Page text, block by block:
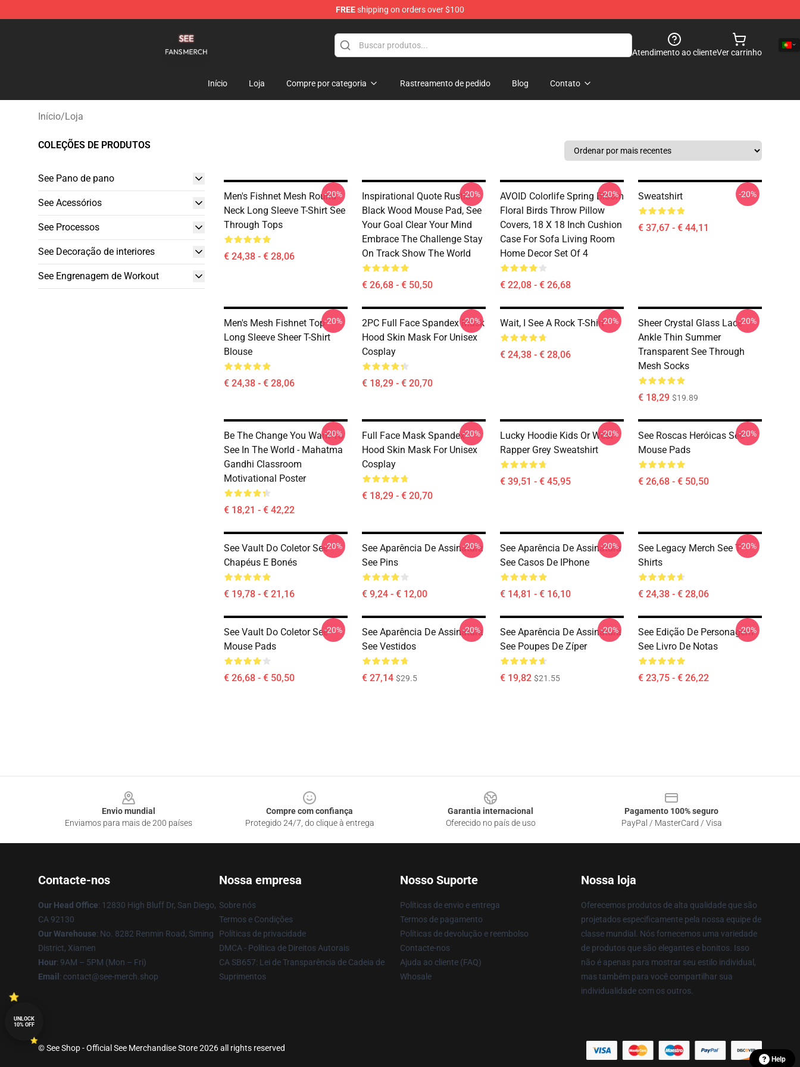
FREEshipping on orders over $100
Atendimento ao clienteVer carrinho
Início Loja Compre por categoria Rastreamento de pedido Blog Contato
Início/Loja
COLEÇÕES DE PRODUTOS
See Pano de pano
See Acessórios
See Processos
See Decoração de interiores
See Engrenagem de Workout
Men's Fishnet Mesh Round
Neck Long Sleeve T-Shirt See
Through Tops
€ 24,38 - € 28,06
-20%
Inspirational Quote Rustic
Black Wood Mouse Pad, See
Your Goal Clear Your Mind
Embrace The Challenge Stay
On Track Show The World
€ 26,68 - € 50,50
-20%
AVOID Colorlife Spring Bloom
Floral Birds Throw Pillow
Covers, 18 X 18 Inch Cushion
Case For Sofa Living Room
Home Decor Set Of 4
€ 22,08 - € 26,68
-20% Sweatshirt
€ 37,67 - € 44,11
-20%
Men's Mesh Fishnet Top
Long Sleeve Sheer T-Shirt
Blouse
€ 24,38 - € 28,06
-20%
2PC Full Face Spandex Mask
Hood Skin Mask For Unisex
Cosplay
€ 18,29 - € 20,70
-20% Wait, I See A Rock T-Shirt
€ 24,38 - € 28,06
-20%
Sheer Crystal Glass Lace
Ankle Thin Summer
Transparent See Through
Mesh Socks
€ 18,29 $19.89
-20%
Be The Change You Want To
See In The World - Mahatma
Gandhi Classroom
Motivational Poster
€ 18,21 - € 42,22
-20%
Full Face Mask Spandex
Hood Skin Mask For Unisex
Cosplay
€ 18,29 - € 20,70
-20%
Lucky Hoodie Kids Or West
Rapper Grey Sweatshirt
€ 39,51 - € 45,95
-20%
See Roscas Heróicas See
Mouse Pads
€ 26,68 - € 50,50
-20%
See Vault Do Coletor See
Chapéus E Bonés
€ 19,78 - € 21,16
-20%
See Aparência De Assinatura
See Pins
€ 9,24 - € 12,00
-20%
See Aparência De Assinatura
See Casos De IPhone
€ 14,81 - € 16,10
-20%
See Legacy Merch See T-
Shirts
€ 24,38 - € 28,06
-20%
See Vault Do Coletor See
Mouse Pads
€ 26,68 - € 50,50
-20%
See Aparência De Assinatura
See Vestidos
€ 27,14 $29.5
-20%
See Aparência De Assinatura
See Poupes De Zíper
€ 19,82 $21.55
-20%
See Edição De Personagem
See Livro De Notas
€ 23,75 - € 26,22
-20%
Envio mundial
Enviamos para mais de 200 países
Compre com confiança
Protegido 24/7, do clique à entrega
Garantia internacional
Oferecido no país de uso
Pagamento 100% seguro
PayPal / MasterCard / Visa
Contacte-nos
Our Head Office: 12830 High Bluff Dr, San Diego,
CA 92130
Our Warehouse: No. 8282 Renmin Road, Siming
District, Xiamen
Hour: 9AM – 5PM (Mon – Fri)
Email : contact@see-merch.shop
Nossa empresa
Sobre nós
Termos e Condições
Políticas de privacidade
DMCA - Política de Direitos Autorais
CA SB657: Lei de Transparência de Cadeia de
Suprimentos
Nosso Suporte
Políticas de envio e entrega
Termos de pagamento
Políticas de devolução e reembolso
Contacte-nos
Ajuda ao cliente (FAQ)
Whosale
Nossa loja
Oferecemos produtos de alta qualidade que são
projetados especificamente pela nossa equipe de
classe mundial. Nós fornecemos uma variedade
de produtos que são elegantes e bonitos. Isso
não é apenas para mostrar seu estilo individual,
mas também para você compartilhar sua
individualidade com os outros.
© See Shop - Official See Merchandise Store 2026 all rights reserved
Help
UNLOCK
10% OFF